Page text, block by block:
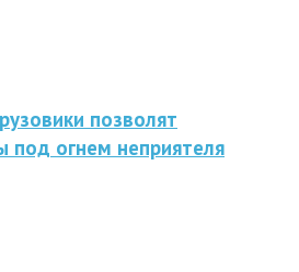
позволят
под огнем неприятеля